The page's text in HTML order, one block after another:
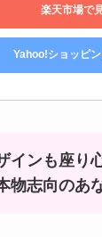
楽天市場で
Yahoo!ショッピ
インも座り
物志向のあ